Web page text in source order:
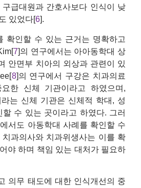
급대원과 간호사보다 인식이 낮
있었다[6].
확인할 수 있는 근거는 명확하고
7]의 연구에서는 아아동학대 상
안면부 치아의 외상과 관련이 있
8]의 연구에서 구강은 치과의료
한 신체 기관이라고 하였으며,
는 신체 기관은 신체적 학대, 성
수 있는 곳이라고 하였다. 그러
서도 아동학대 사례를 확인할 수
과의사와 치과위생사는 이를 확
야 하며 책임 있는 대처가 필요하
의무 태도에 대한 인식개선의 중